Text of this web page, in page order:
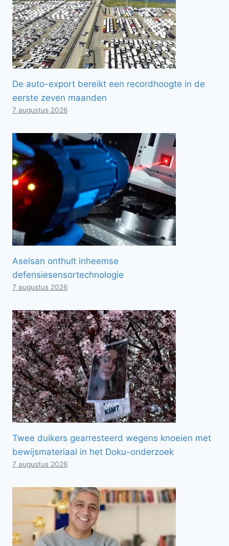
De auto-export bereikt een recordhoogte in de
eerste zeven maanden
7 augustus 2026
Aselsan onthult inheemse
defensiesensortechnologie
7 augustus 2026
Twee duikers gearresteerd wegens knoeien met
bewijsmateriaal in het Doku-onderzoek
7 augustus 2026